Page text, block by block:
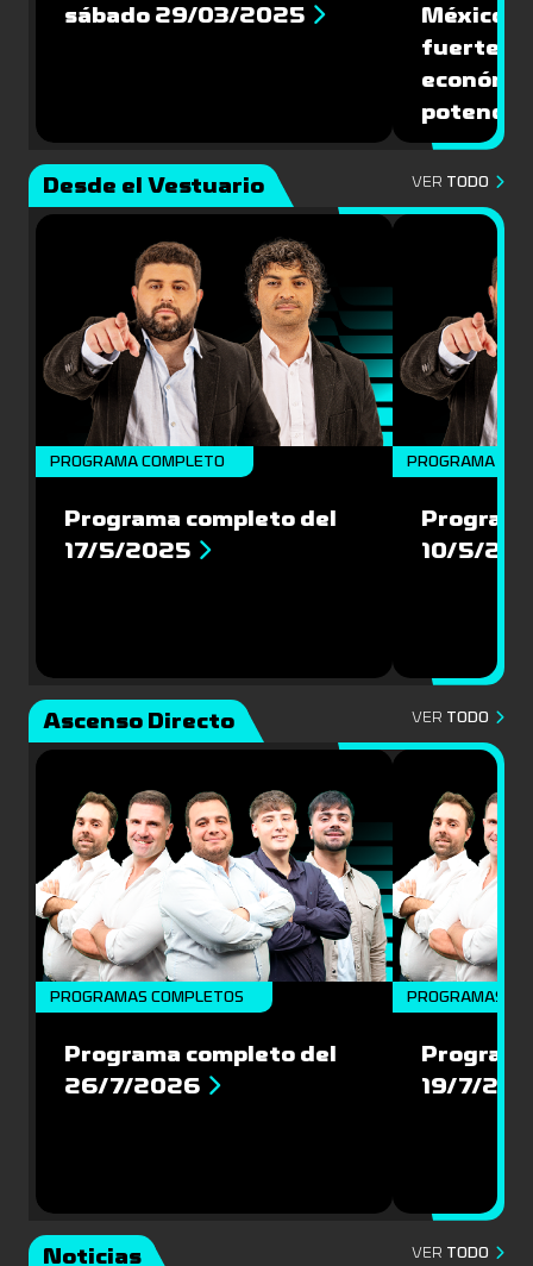
sábado 29/03/2025
México:
fuerte
Desde el Vestuario VER TODO
PROGRAMA COMPLETO
Programa completo del
17/5/2025
PROGRAMA
10/5/
Ascenso Directo VER TODO
PROGRAMAS COMPLETOS
Programa completo del
26/7/2026
PROGRAMAS
19/7/
Noticias VER TODO